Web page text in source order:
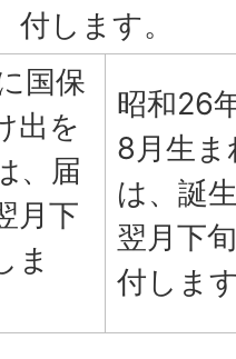
付します。
国保
出を
、届
月下
ま
昭和26
8月生ま
は、誕
翌月下
付しま